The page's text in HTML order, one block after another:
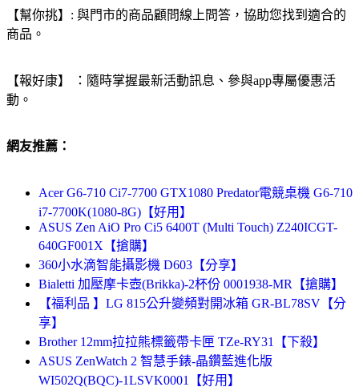
【幫你挑】: 與門市的商品顧問線上問答，協助您找到適合的
商品。
【報好康】 ：隨時掌握最新活動訊息、參與app專屬優惠活
動。
網友推薦：
Acer G6-710 Ci7-7700 GTX1080 Predator電競桌機 G6-710
i7-7700K(1080-8G)【好用】
ASUS Zen AiO Pro Ci5 6400T (Multi Touch) Z240ICGT-
640GF001X【搶購】
360小水滴智能攝影機 D603【分享】
Bialetti 加壓摩卡壺(Brikka)-2杯份 0001938-MR【搶購】
【福利品 】LG 815公升變頻對開冰箱 GR-BL78SV【分
享】
Brother 12mm拉拉熊標籤帶卡匣 TZe-RY31【下殺】
ASUS ZenWatch 2 智慧手錶-晶鑽藍進化版
WI502Q(BQC)-1LSVK0001【好用】